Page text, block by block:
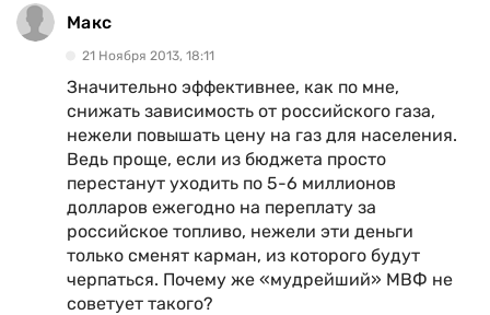
Макс
21 Ноября 2013, 18:11
Значительно эффективнее, как по мне,
снижать зависимость от российского газа,
нежели повышать цену на газ для населения.
Ведь проще, если из бюджета просто
перестанут уходить по 5-6 миллионов
долларов ежегодно на переплату за
российское топливо, нежели эти деньги
только сменят карман, из которого будут
черпаться. Почему же «мудрейший» МВФ не
советует такого?